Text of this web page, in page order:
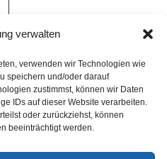
verwalten
verwenden wir Technologien wie
speichern und/oder darauf
zustimmst, können wir Daten
IDs auf dieser Website verarbeiten.
oder zurückziehst, können
beeinträchtigt werden.